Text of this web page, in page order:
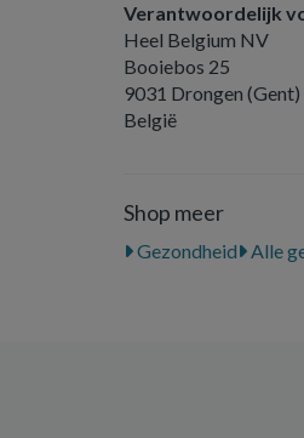
Verantwoordelijk
Heel Belgium NV
Booiebos 25
9031 Drongen (Gent)
België
Shop meer
Gezondheid Alle